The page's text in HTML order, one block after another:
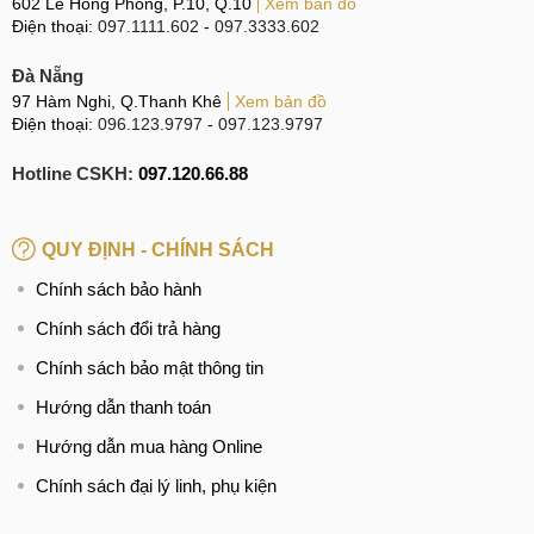
gây ra hiện tượng này và khi nào chúng ta có thể sử dụng
Những thông tin đó sẽ được giải đáp trong phần tiếp theo
của bài viết. Mời Quý khách cùng MobileCity cùng
điện thoại của bạn chỉ xuất hiện những dấu hiệu như sau
tức là bạn chỉ cần thay mặt kính, ép mặt kính mới cho máy là
đủ mà không cần thay màn hình:
Mặc dù mặt kính bị trầy xước hoặc vỡ hỏng nghiêm
trọng nhưng không ảnh hưởng đến khả năng hiển thị của
với thực tế.
Điện thoại: 097.1111.602 - 097.3333.602
Đà Nẵng
97 Hàm Nghi, Q.Thanh Khê
Xem bản đồ
Điện thoại: 096.123.9797 - 097.123.9797
Hotline CSKH: 097.120.66.88
QUY ĐỊNH - CHÍNH SÁCH
Chính sách bảo hành
Chính sách đổi trả hàng
Chính sách bảo mật thông tin
Hướng dẫn thanh toán
Hướng dẫn mua hàng Online
Chính sách đại lý linh, phụ kiện